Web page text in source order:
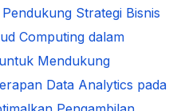
Strategi Bisnis
Computing dalam
Mendukung
Data Analytics pada